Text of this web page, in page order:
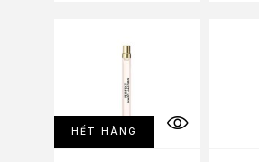
HẾT HÀNG